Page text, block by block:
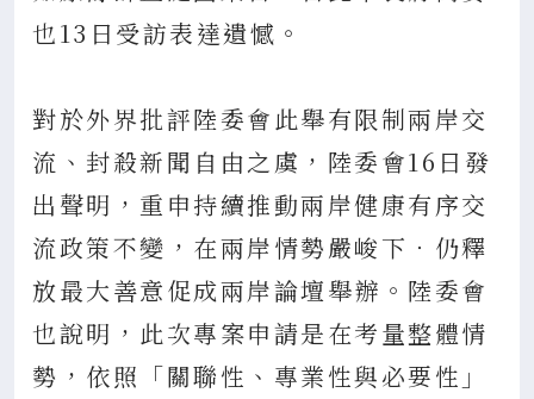
也13日受訪表達遺憾。
對於外界批評陸委會此舉有限制兩岸交
流、封殺新聞自由之虞，陸委會16日發
出聲明，重申持續推動兩岸健康有序交
流政策不變，在兩岸情勢嚴峻下．仍釋
放最大善意促成兩岸論壇舉辦。陸委會
也說明，此次專案申請是在考量整體情
勢，依照「關聯性、專業性與必要性」